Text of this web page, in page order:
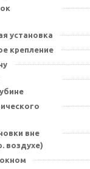
установка
крепление
вне
воздухе)